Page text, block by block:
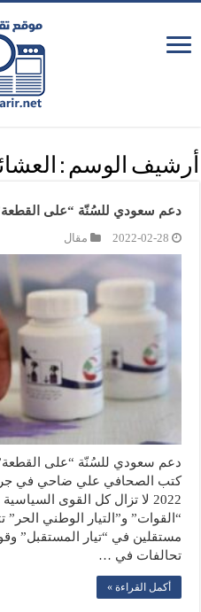
أرشيف الوسم :
دعم سعودي للسُنّة “على
2022-02-28 مقال
دعم سعودي للسُنّة “على
2022 لا تزال كل القوى
“القوات” و”التيار الوطني
مستقلين في “تيار المستقبل”
تحالفات في …
أكمل القراءة »